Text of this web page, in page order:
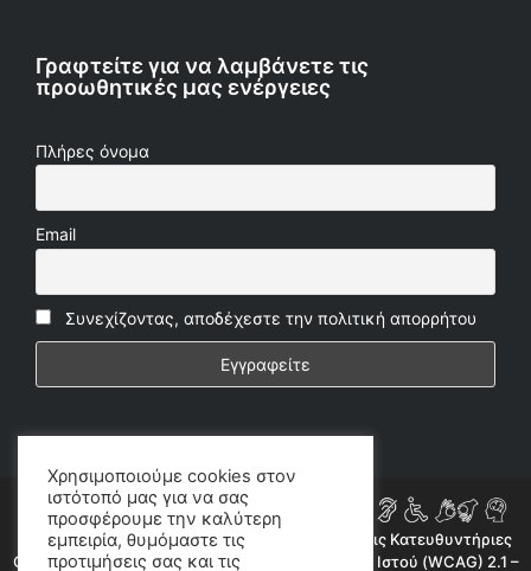
Γραφτείτε για να λαμβάνετε τις
προωθητικές μας ενέργειες
Πλήρες όνομα
Email
Συνεχίζοντας, αποδέχεστε την πολιτική απορρήτου
Η ιστοσελίδα μας συμμορφώνεται εν μέρει με τις Κατευθυντήριες
Οδηγίες για την Προσβασιμότητα Περιεχομένου Ιστού (WCAG) 2.1 –
Χρησιμοποιούμε cookies στον
ιστότοπό μας για να σας
προσφέρουμε την καλύτερη
εμπειρία, θυμόμαστε τις
προτιμήσεις σας και τις